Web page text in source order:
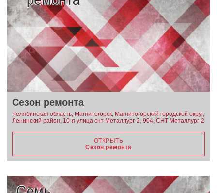
Сезон ремонта
Челябинская область, Магнитогорск, Магнитогорский городской округ,
Ленинский район, 10-я улица снт Металлург-2, 904, СНТ Металлург-2
ОТКРЫТЬ
Сезон ремонта